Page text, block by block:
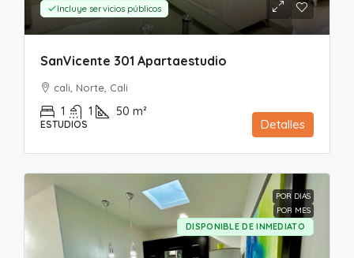
Incluye servicios públicos
SanVicente 301 Apartaestudio
cali, Norte, Cali
1 1 50 m²
ESTUDIOS Detalles
POR DIAS
POR MES
DISPONIBLE DE INMEDIATO